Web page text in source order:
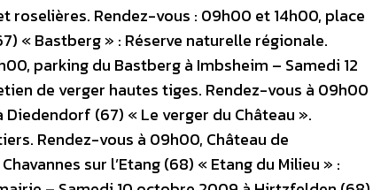
roselières. Rendez-vous : 09h00 et 14h00, place
« Bastberg » : Réserve naturelle régionale.
parking du Bastberg à Imbsheim – Samedi 12
de verger hautes tiges. Rendez-vous à 09h00
(67) « Le verger du Château ».
Rendez-vous à 09h00, Château de
sur l’Etang (68) « Etang du Milieu » :